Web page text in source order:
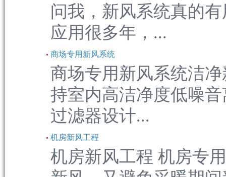
问我，新风系统真的
应用很多年，...
商场专用新风系统
商场专用新风系统洁
持室内高洁净度低噪
过滤器设计...
机房新风工程
机房新风工程 机房专